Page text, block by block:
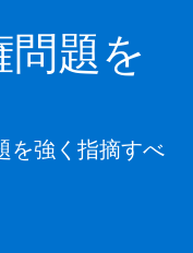
題を
を強く指摘すべ